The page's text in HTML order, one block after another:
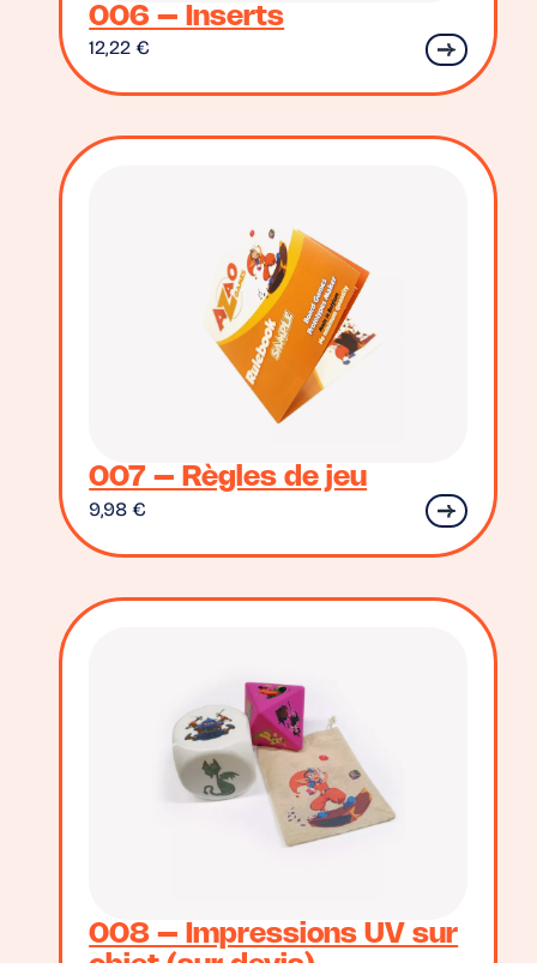
006 – Inserts
12,22€
007 – Règles de jeu
9,98€
008 – Impressions UV sur